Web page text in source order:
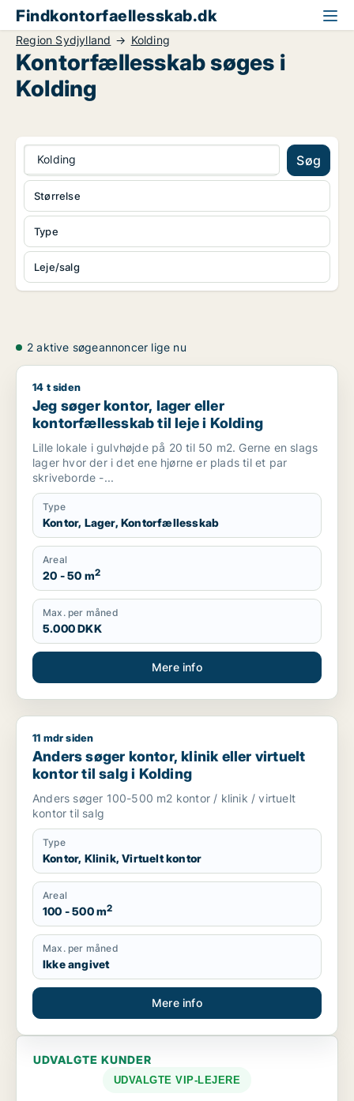
Findkontorfaellesskab.dk
Region Sydjylland Kolding
Kontorfællesskab søges i
Kolding
Kolding Søg
Type
Leje/salg
Størrelse
2 aktive søgeannoncer lige nu
Jeg søger kontor, lager eller kontorfællesskab til leje i
14 t siden
Jeg søger kontor, lager eller
kontorfællesskab til leje i Kolding
Lille lokale i gulvhøjde på 20 til 50 m2. Gerne en slags
lager hvor der i det ene hjørne er plads til et par
skriveborde -...
Type
Kontor, Lager, Kontorfællesskab
Areal
20 - 50 m2
Max. per måned
5.000 DKK
Mere info
Anders søger kontor, klinik eller virtuelt kontor til salg i
11 mdr siden
Anders søger kontor, klinik eller virtuelt
kontor til salg i Kolding
Anders søger 100-500 m2 kontor / klinik / virtuelt
kontor til salg
Type
Kontor, Klinik, Virtuelt kontor
Areal
100 - 500 m2
Max. per måned
Ikke angivet
Mere info
UDVALGTE KUNDER
UDVALGTE VIP-LEJERE